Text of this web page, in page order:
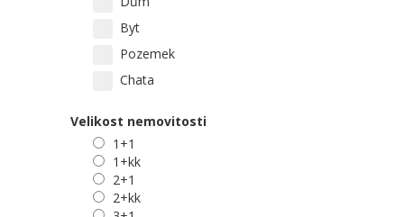
Byt
Pozemek
Chata
Velikost nemovitosti
1+1
1+kk
2+1
2+kk